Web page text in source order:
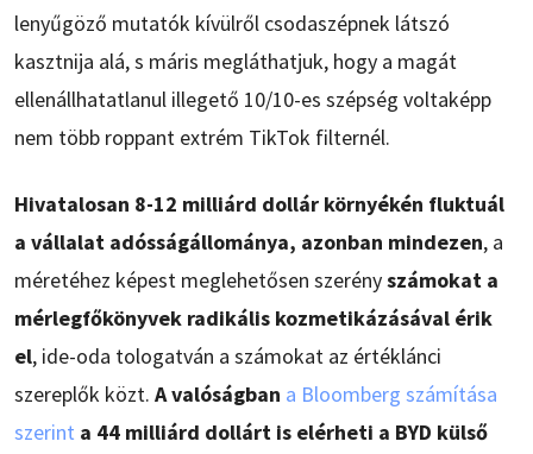
lenyűgöző mutatók kívülről csodaszépnek látszó
kasztnija alá, s máris megláthatjuk, hogy a magát
ellenállhatatlanul illegető 10/10-es szépség voltaképp
nem több roppant extrém TikTok filternél.
Hivatalosan 8-12 milliárd dollár környékén fluktuál
a vállalat adósságállománya, azonban mindezen, a
méretéhez képest meglehetősen szerényszámokat a
mérlegfőkönyvek radikális kozmetikázásával érik
el, ide-oda tologatván a számokat az értéklánci
szereplők közt. A valóságban a Bloomberg számítása
szerint a 44 milliárd dollárt is elérheti a BYD külső